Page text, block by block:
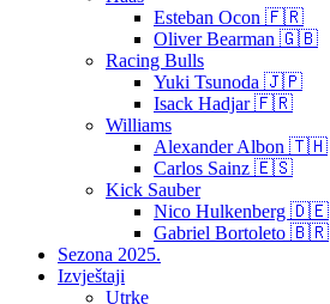
Esteban Ocon 🇫🇷
Oliver Bearman 🇬🇧
Racing Bulls
Yuki Tsunoda 🇯🇵
Isack Hadjar 🇫🇷
Williams
Alexander Albon 🇹🇭
Carlos Sainz 🇪🇸
Kick Sauber
Nico Hulkenberg 🇩🇪
Gabriel Bortoleto 🇧🇷
Sezona 2025.
Izvještaji
Utrke